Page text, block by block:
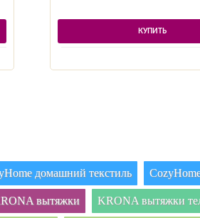
КУПИТЬ
домашний текстиль
вытяжки KRONA вытяжки